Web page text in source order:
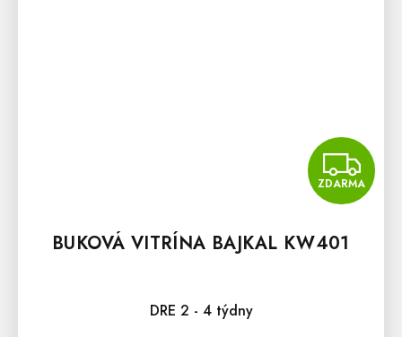
ZDARMA
BUKOVÁ VITRÍNA BAJKAL KW401
DRE 2 - 4 týdny